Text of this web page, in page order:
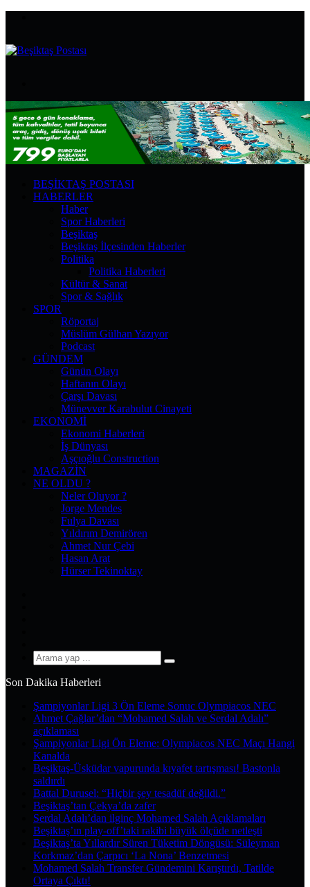
...
BEŞIKTAŞ POSTASI
HABERLER
Haber
Spor Haberleri
Beşiktaş
Beşiktaş İlçesinden Haberler
Politika
Politika Haberleri
Kültür & Sanat
Spor & Sağlık
SPOR
Röportaj
Müslüm Gülhan Yazıyor
Podcast
GÜNDEM
Günün Olayı
Haftanın Olayı
Çarşı Davası
Münevver Karabulut Cinayeti
EKONOMI
Ekonomi Haberleri
İş Dünyası
Aşçıoğlu Construction
MAGAZIN
NE OLDU ?
Neler Oluyor ?
Jorge Mendes
Fulya Davası
Yıldırım Demirören
Ahmet Nur Çebi
Hasan Arat
Hürser Tekinoktay
Arama
Son Dakika Haberleri
Şampiyonlar Ligi 3 Ön Eleme Sonuc Olympiacos NEC
Ahmet Çağlar’dan “Mohamed Salah ve Serdal Adalı”
açıklaması
Şampiyonlar Ligi Ön Eleme: Olympiacos NEC Maçı Hangi
Kanalda
Beşiktaş-Üsküdar vapurunda kıyafet tartışması! Bastonla
saldırdı
Battal Durusel: “Hiçbir şey tesadüf değildi.”
Beşiktaş’tan Çekya’da zafer
Serdal Adalı’dan ilginç Mohamed Salah Açıklamaları
Beşiktaş’ın play-off’taki rakibi büyük ölçüde netleşti
Beşiktaş’ta Yıllardır Süren Tüketim Döngüsü: Süleyman
Korkmaz’dan Çarpıcı ‘La Nona’ Benzetmesi
Mohamed Salah Transfer Gündemini Karıştırdı, Tatilde
Ortaya Çıktı!